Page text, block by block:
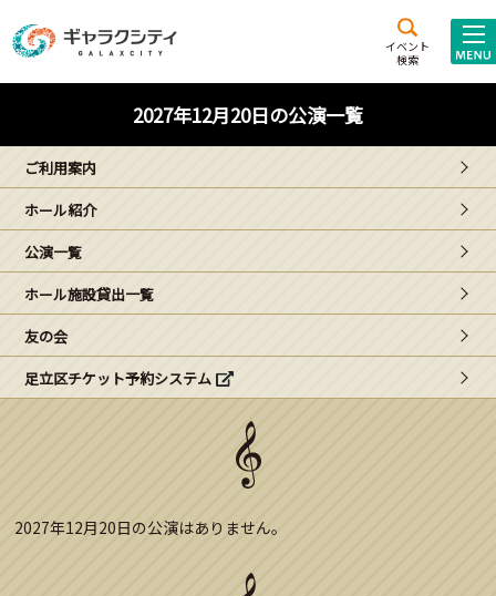
イベント
検索
施設案内
西新井
文化ホール
ギャラクシティとは
こどもみーてぃんぐ
Gがくえん
ブランドからのお知らせ
2027年12月20日の公演一覧
ご利用案内
ホール紹介
公演一覧
ホール施設貸出一覧
友の会
足立区チケット予約システム
2027年12月20日の公演はありません。